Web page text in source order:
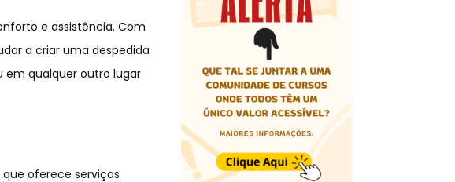
e assistência. Com
a criar uma despedida
em qualquer outro lugar
oferece serviços